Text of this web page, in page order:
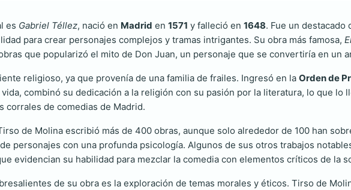
es Gabriel Téllez, nació en Madrid en 1571 y falleció en 1648. Fue un destacado
para crear personajes complejos y tramas intrigantes. Su obra más famosa,
que popularizó el mito de Don Juan, un personaje que se convertiría en un
religioso, ya que provenía de una familia de frailes. Ingresó en la Orden de
combinó su dedicación a la religión con su pasión por la literatura, lo que lo
corrales de comedias de Madrid.
de Molina escribió más de 400 obras, aunque solo alrededor de 100 han
personajes con una profunda psicología. Algunos de sus otros trabajos
evidencian su habilidad para mezclar la comedia con elementos críticos de la
de su obra es la exploración de temas morales y éticos. Tirso de